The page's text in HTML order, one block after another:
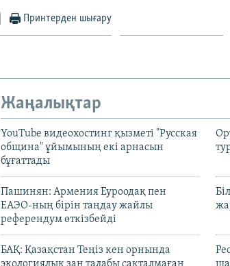
Принтерден шығару
Жаңалықтар
YouTube видеохостинг қызметі "Русская
община" ұйымының екі арнасын
бұғаттады
Пашинян: Армения Еуроодақ пен
ЕАЭО-ның бірін таңдау жайлы
референдум өткізбейді
БАҚ: Қазақстан Теңіз кен орнында